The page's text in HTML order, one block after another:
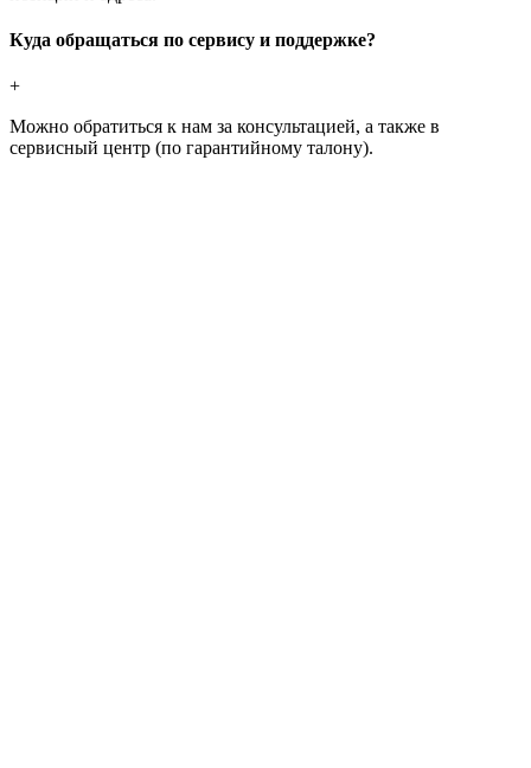
Куда обращаться по сервису и поддержке?
+
Можно обратиться к нам за консультацией, а также в
сервисный центр (по гарантийному талону).